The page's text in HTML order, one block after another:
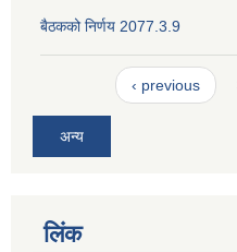
बैठकको निर्णय 2077.3.9
‹ previous
अन्य
लिंक